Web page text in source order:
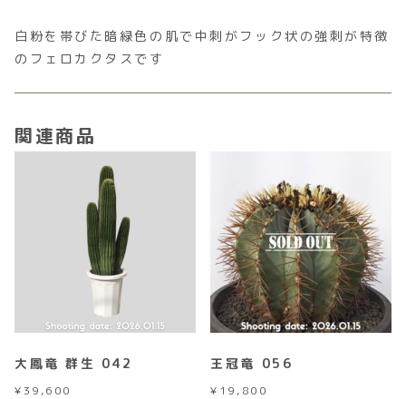
白粉を帯びた暗緑色の肌で中刺がフック状の強刺が特徴
のフェロカクタスです
関連商品
大鳳竜 群生 042
¥39,600
王冠竜 056
¥ 19,800